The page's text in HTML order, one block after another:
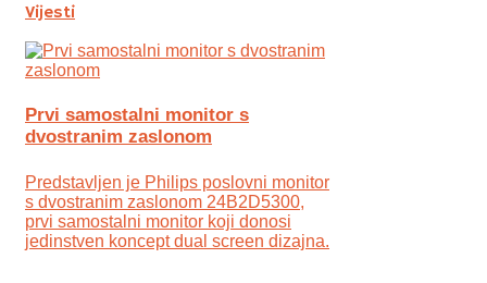
Vijesti
Prvi samostalni monitor s
dvostranim zaslonom
Predstavljen je Philips poslovni monitor
s dvostranim zaslonom 24B2D5300,
prvi samostalni monitor koji donosi
jedinstven koncept dual screen dizajna.